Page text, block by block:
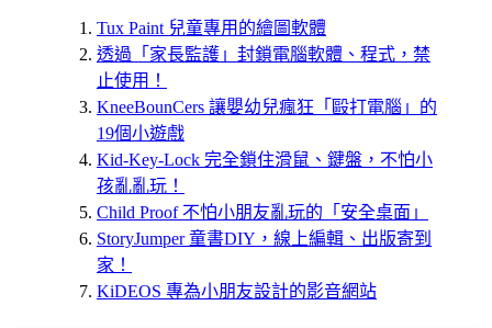
Tux Paint 兒童專用的繪圖軟體
透過「家長監護」封鎖電腦軟體、程式，禁
止使用！
KneeBounCers 讓嬰幼兒瘋狂「毆打電腦」的
19個小遊戲
Kid-Key-Lock 完全鎖住滑鼠、鍵盤，不怕小
孩亂亂玩！
Child Proof 不怕小朋友亂玩的「安全桌面」
StoryJumper 童書DIY，線上編輯、出版寄到
家！
KiDEOS 專為小朋友設計的影音網站